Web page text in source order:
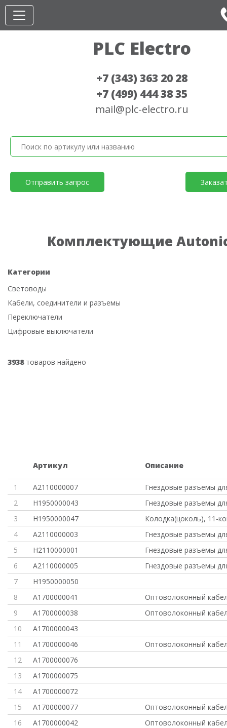
PLC Electro
+7 (343) 363 20 28
+7 (499) 444 38 35
mail@plc-electro.ru
Отправить запрос
Комплектующие
Категории
Световоды
Кабели, соединители и разъемы
Переключатели
Цифровые выключатели
3938товаров найдено
Артикул Описание
1 A2110000007
Гнездовые разъемы
2
H1950000043
Гнездовые разъемы
3
H1950000047
Колодка(цоколь), 11-
4
A2110000003
Гнездовые разъемы
5
H2110000001
Гнездовые разъемы
6
A2110000005
Гнездовые разъемы
7
H1950000050
8
A1700000041
Оптоволоконный
9
A1700000038
Оптоволоконный
10
A1700000043
11
A1700000046
Оптоволоконный
12
A1700000076
13
A1700000075
14
A1700000072
15
A1700000077
Оптоволоконный
16
A1700000042
Оптоволоконный